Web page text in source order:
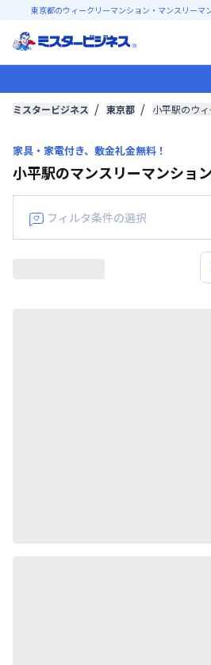
東京都のウィークリーマンション・マンスリーマ
ミスタービジネス 東京都 小平駅のウ
家具・家電付き、敷金礼金無料！
小平駅のマンスリーマンショ
フィルタ条件の選択